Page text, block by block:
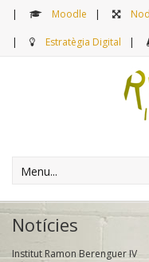
Moodle
Estratègia Digital
Menu...
Notícies
Institut Ramon Berenguer IV